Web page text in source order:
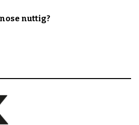
nuttig?